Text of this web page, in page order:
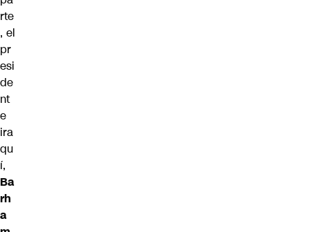
rte
, el
pr
esi
de
nt
e
ira
qu
í,
Ba
rh
a